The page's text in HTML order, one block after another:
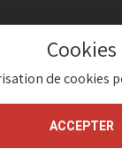
Cookies
de cookies
ACCEPTER